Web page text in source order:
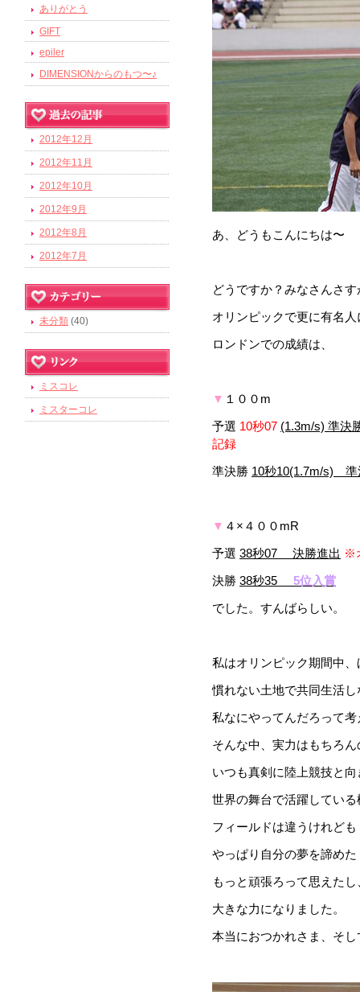
あ、どうもこんにちは〜
どうですか？みなさんさ
オリンピックで更に有名
ロンドンでの成績は、
▼ １００m
予選 10秒07 (1.3m/s) 準決
記録
準決勝 10秒10(1.7m/s) 準
▼ ４×４００mR
予選 38秒07 決勝進出 ※
決勝 38秒35
5位入賞
でした。すんばらしい。
私はオリンピック期間中
慣れない土地で共同生活
私なにやってんだろって
そんな中、実力はもちろん
いつも真剣に陸上競技と
世界の舞台で活躍してい
フィールドは違うけれども
やっぱり自分の夢を諦め
もっと頑張ろって思えたし
大きな力になりました。
本当におつかれさま、そ
ありがとう
GIFT
epiler
DIMENSIONからのもつ〜♪
2012年12月
2012年11月
2012年10月
2012年9月
2012年8月
2012年7月
未分類 (40)
ミスコレ
ミスターコレ